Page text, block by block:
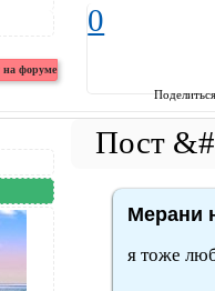
0
Мерани
я тоже